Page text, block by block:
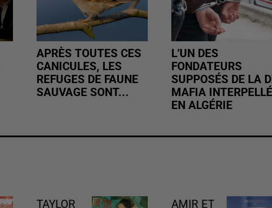
APRÈS TOUTES CES
CANICULES, LES
REFUGES DE FAUNE
SAUVAGE SONT...
L’UN DES
FONDATEURS
SUPPOSÉS DE LA
MAFIA INTERPELLÉ
EN ALGÉRIE
TAYLOR
AMIR ET